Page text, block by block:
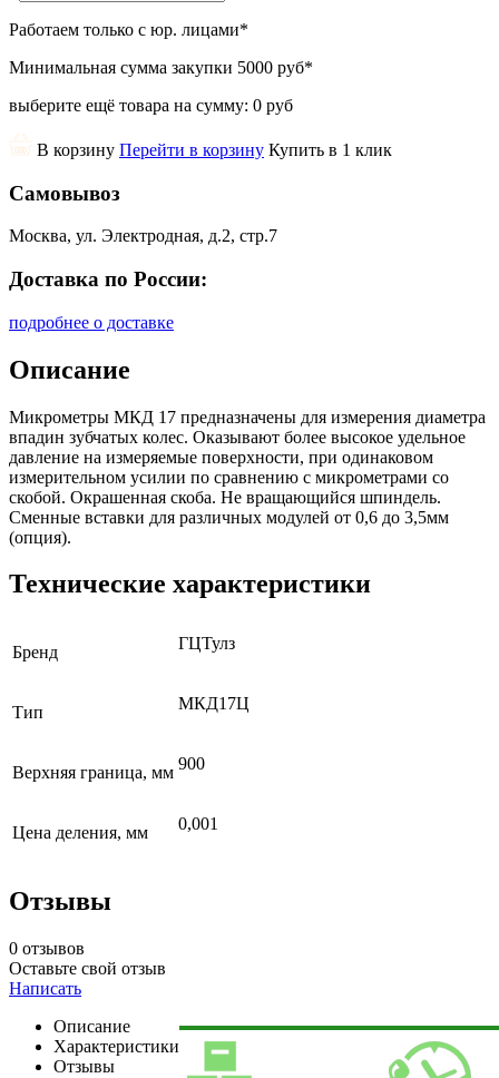
Работаем только с юр. лицами*
Минимальная сумма закупки 5000 руб*
выберите ещё товара на сумму: 0 руб
В корзину Перейти в корзину Купить в 1 клик
Самовывоз
Москва, ул. Электродная, д.2, стр.7
Доставка по России:
подробнее о доставке
Описание
Микрометры МКД 17 предназначены для измерения диаметра
впадин зубчатых колес. Оказывают более высокое удельное
давление на измеряемые поверхности, при одинаковом
измерительном усилии по сравнению с микрометрами со
скобой. Окрашенная скоба. Не вращающийся шпиндель.
Сменные вставки для различных модулей от 0,6 до 3,5мм
(опция).
Технические характеристики
Бренд ГЦТулз
Тип МКД17Ц
Верхняя граница, мм 900
Цена деления, мм 0,001
Отзывы
0 отзывов
Оставьте свой отзыв
Написать
Описание
Характеристики
Отзывы